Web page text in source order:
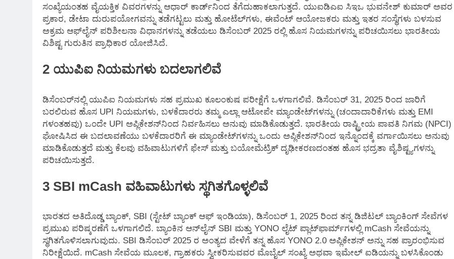
ಸಂಖ್ಯೆಯಂತಹ ವೈಯಕ್ತಿಕ ವಿವರಗಳನ್ನು ಆಧಾರ್ ಕಾರ್ಡ್‌ನಿಂದ ತೆಗೆದುಹಾಕಲಾಗುತ್ತದೆ. ಯುಐಡಿಎಐ ಸಿಇಒ ಭುವನೇಶ್ ಕುಮಾರ್ ಅವರ
ಪ್ರಕಾರ, ಡೇಟಾ ದುರುಪಯೋಗವನ್ನು ತಡೆಗಟ್ಟಲು ಮತ್ತು ಹೋಟೆಲ್‌ಗಳು, ಈವೆಂಟ್ ಆಯೋಜಕರು ಮತ್ತು ಇತರ ಸಂಸ್ಥೆಗಳು ಬಳಸುವ
ಅಕ್ರಮ ಆಫ್‌ಲೈನ್ ಪರಿಶೀಲನಾ ವಿಧಾನಗಳನ್ನು ತಡೆಯಲು ಡಿಸೆಂಬರ್ 2025 ರಲ್ಲಿ ಹೊಸ ನಿಯಮಗಳನ್ನು ಪರಿಚಯಿಸಲು ಭಾರತೀಯ
ವಿಶಿಷ್ಟ ಗುರುತಿನ ಪ್ರಾಧಿಕಾರ ಯೋಜಿಸಿದೆ.
2 ಯುಪಿಐ ನಿಯಮಗಳು ಬದಲಾಗಲಿವೆ
ಡಿಸೆಂಬರ್‌ನಲ್ಲಿ ಯುಪಿಐ ನಿಯಮಗಳು ಸಹ ಪ್ರಮುಖ ಕೂಲಂಕುಷ ಪರೀಕ್ಷೆಗೆ ಒಳಗಾಗಲಿವೆ. ಡಿಸೆಂಬರ್ 31, 2025 ರಿಂದ ಜಾರಿಗೆ
ಬರಲಿರುವ ಹೊಸ UPI ನಿಯಮಗಳು, ಬಳಕೆದಾರರು ತಮ್ಮ ಎಲ್ಲಾ ಆಟೋಪೇ ಮ್ಯಾಂಡೇಟ್‌ಗಳನ್ನು (ಚಂದಾದಾರಿಕೆಗಳು ಮತ್ತು EMI
ಗಳಂತಹವು) ಒಂದೇ UPI ಅಪ್ಲಿಕೇಶನ್‌ನಿಂದ ನಿರ್ವಹಿಸಲು ಅನುವು ಮಾಡಿಕೊಡುತ್ತದೆ. ಭಾರತೀಯ ರಾಷ್ಟ್ರೀಯ ಪಾವತಿ ನಿಗಮ (NPCI)
ಘೋಷಿಸಿದ ಈ ಬದಲಾವಣೆಯು ಬಳಕೆದಾರರಿಗೆ ಈ ಮ್ಯಾಂಡೇಟ್‌ಗಳನ್ನು ಒಂದು ಅಪ್ಲಿಕೇಶನ್‌ನಿಂದ ಇನ್ನೊಂದಕ್ಕೆ ವರ್ಗಾಯಿಸಲು ಅನುವು
ಮಾಡಿಕೊಡುತ್ತದೆ ಮತ್ತು ಕೆಲವು ವಹಿವಾಟುಗಳಿಗೆ ಫೇಸ್ ಮತ್ತು ಬಯೋಮೆಟ್ರಿಕ್ ದೃಢೀಕರಣದಂತಹ ಹೊಸ ಭದ್ರತಾ ವೈಶಿಷ್ಟ್ಯಗಳನ್ನು
ಪರಿಚಯಿಸುತ್ತದೆ.
3 SBI mCash ವಹಿವಾಟುಗಳು ಸ್ಥಗಿತಗೊಳ್ಳಲಿವೆ
ಭಾರತದ ಅತಿದೊಡ್ಡ ಬ್ಯಾಂಕ್, SBI (ಸ್ಟೇಟ್ ಬ್ಯಾಂಕ್ ಆಫ್ ಇಂಡಿಯಾ), ಡಿಸೆಂಬರ್ 1, 2025 ರಿಂದ ತನ್ನ ಡಿಜಿಟಲ್ ಬ್ಯಾಂಕಿಂಗ್ ಸೇವೆಗಳ
ಪ್ರಮುಖ ಪರಿಷ್ಕರಣೆಗೆ ಒಳಗಾಗಲಿದೆ. ಬ್ಯಾಂಕಿನ ಆನ್‌ಲೈನ್ SBI ಮತ್ತು YONO ಲೈಟ್ ಪ್ಲಾಟ್‌ಫಾರ್ಮ್‌ಗಳಲ್ಲಿ mCash ಸೇವೆಯನ್ನು
ಸ್ಥಗಿತಗೊಳಿಸಲಾಗುವುದು. SBI ಡಿಸೆಂಬರ್ 2025 ರ ಅಂತ್ಯದ ವೇಳೆಗೆ ತನ್ನ ಹೊಸ YONO 2.0 ಅಪ್ಲಿಕೇಶನ್ ಅನ್ನು ಸಹ ಪ್ರಾರಂಭಿಸುವ
ನಿರೀಕ್ಷೆಯಿದೆ. mCash ಸೇವೆಯ ಮೂಲಕ, ಗ್ರಾಹಕರು ಸ್ವೀಕರಿಸುವವರ ಮೊಬೈಲ್ ಸಂಖ್ಯೆ ಅಥವಾ ಇಮೇಲ್ ಐಡಿಯನ್ನು ಬಳಸಿಕೊಂಡು